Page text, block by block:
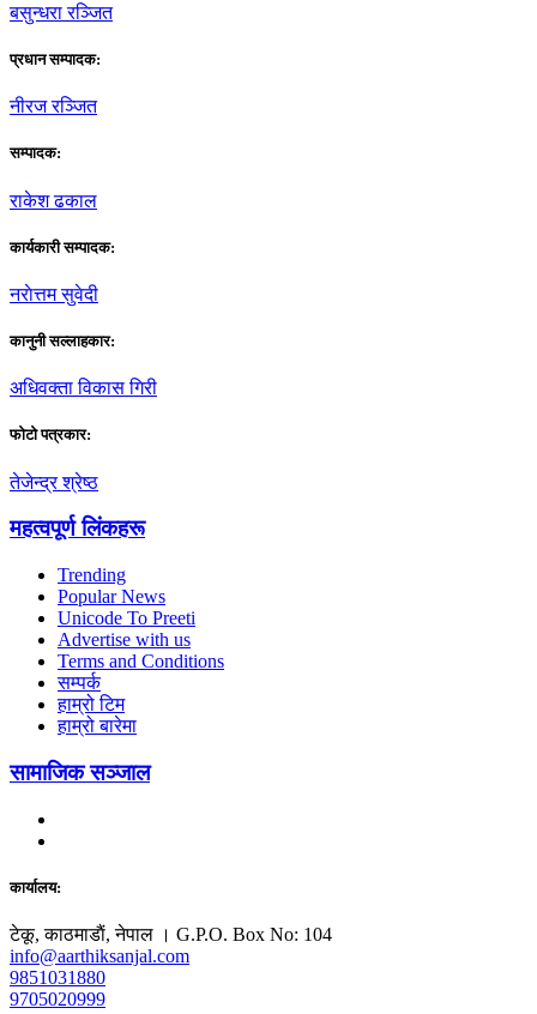
बसुन्धरा रञ्जित
प्रधान सम्पादक:
नीरज रञ्जित
सम्पादक:
राकेश ढकाल
कार्यकारी सम्पादक:
नराेत्तम सुवेदी
कानुनी सल्लाहकार:
अधिवक्ता विकास गिरी
फाेटाे पत्रकार:
तेजेन्द्र श्रेष्ठ
महत्वपूर्ण लिंकहरू
Trending
Popular News
Unicode To Preeti
Advertise with us
Terms and Conditions
सम्पर्क
हाम्रो टिम
हाम्रो बारेमा
सामाजिक सञ्जाल
कार्यालय:
टेकू, काठमाडाैं, नेपाल । G.P.O. Box No: 104
info@aarthiksanjal.com
9851031880
9705020999